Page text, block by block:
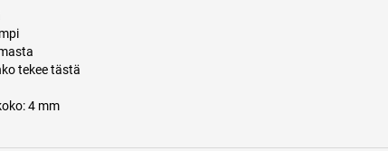
tekee tästä
4 mm